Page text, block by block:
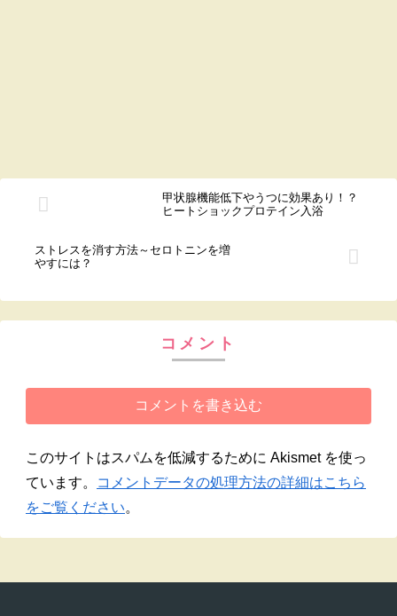
甲状腺機能低下やうつに効果あり！？
ヒートショックプロテイン入浴
ストレスを消す方法～セロトニンを増
やすには？
コメント
コメントを書き込む
このサイトはスパムを低減するために Akismet を使っ
ています。
コメントデータの処理方法の詳細はこちら
をご覧ください。